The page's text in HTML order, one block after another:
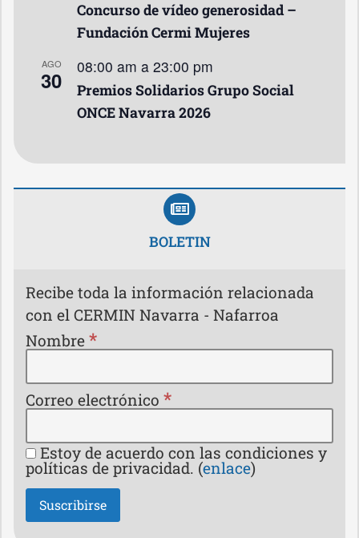
Concurso de vídeo generosidad –
Fundación Cermi Mujeres
AGO
30
08:00 am a 23:00 pm
Premios Solidarios Grupo Social
ONCE Navarra 2026
BOLETIN
Recibe toda la información relacionada
con el CERMIN Navarra - Nafarroa
Nombre *
Correo electrónico *
Estoy de acuerdo con las condiciones y
políticas de privacidad. (enlace)